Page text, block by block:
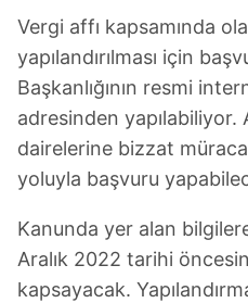
Vergi affı kapsamında
yapılandırılması için
Başkanlığının resmi
adresinden yapılabiliyor.
dairelerine bizzat
yoluyla başvuru
Kanunda yer alan
Aralık 2022 tarihi
kapsayacak.